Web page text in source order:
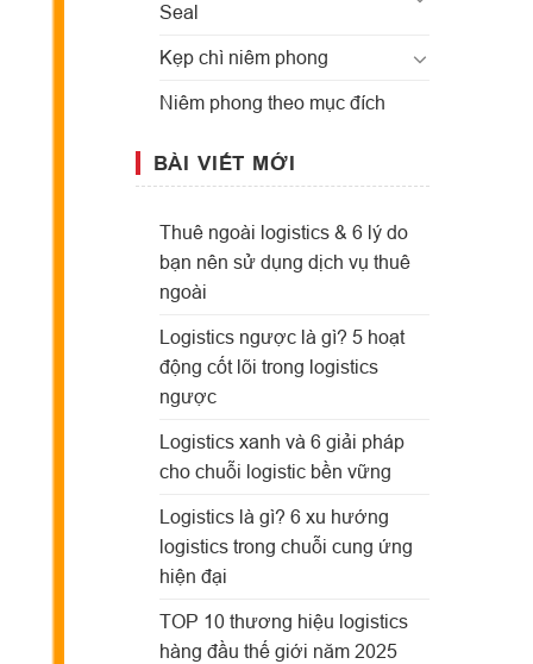
Seal
Kẹp chì niêm phong
Niêm phong theo mục đích
BÀI VIẾT MỚI
Thuê ngoài logistics & 6 lý do
bạn nên sử dụng dịch vụ thuê
ngoài
Logistics ngược là gì? 5 hoạt
động cốt lõi trong logistics
ngược
Logistics xanh và 6 giải pháp
cho chuỗi logistic bền vững
Logistics là gì? 6 xu hướng
logistics trong chuỗi cung ứng
hiện đại
TOP 10 thương hiệu logistics
hàng đầu thế giới năm 2025